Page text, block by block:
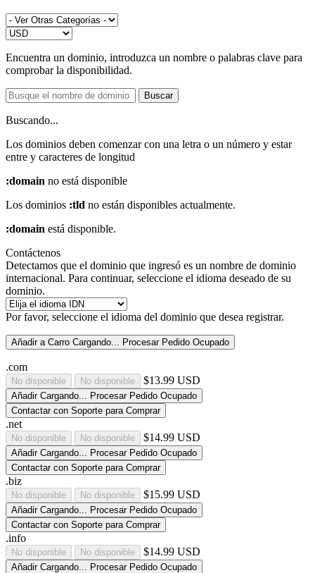
Encuentra un dominio, introduzca un nombre o palabras clave para
comprobar la disponibilidad.
Buscar
Buscando...
Los dominios deben comenzar con una letra o un número y estar
entre y caracteres de longitud
:domain no está disponible
Los dominios :tld no están disponibles actualmente.
:domain está disponible.
Contáctenos
Detectamos que el dominio que ingresó es un nombre de dominio
internacional. Para continuar, seleccione el idioma deseado de su
dominio.
Por favor, seleccione el idioma del dominio que desea registrar.
Añadir a Carro Cargando... Procesar Pedido Ocupado
.com
No disponible No disponible $13.99 USD
Añadir Cargando... Procesar Pedido Ocupado
Contactar con Soporte para Comprar
.net
No disponible No disponible $14.99 USD
Añadir Cargando... Procesar Pedido Ocupado
Contactar con Soporte para Comprar
.biz
No disponible No disponible $15.99 USD
Añadir Cargando... Procesar Pedido Ocupado
Contactar con Soporte para Comprar
.info
No disponible No disponible $14.99 USD
Añadir Cargando... Procesar Pedido Ocupado